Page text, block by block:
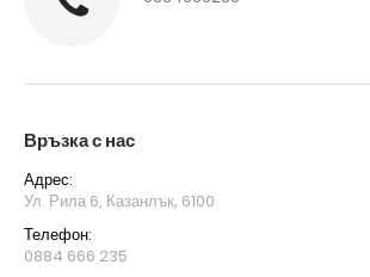
Връзка с нас
Адрес:
Ул. Рила 6, Казанлък, 6100
Телефон:
0884 666 235